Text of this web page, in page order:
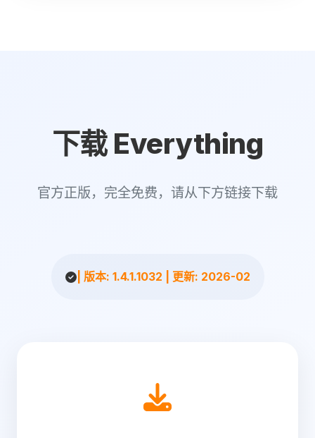
下载 Everything
官方正版，完全免费，请从下方链接下载
| 版本: 1.4.1.1032 | 更新: 2026-02